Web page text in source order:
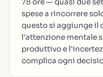
spese a rincorrere
questo si aggiunge il
l'attenzione mentale
produttivo e
complica ogni